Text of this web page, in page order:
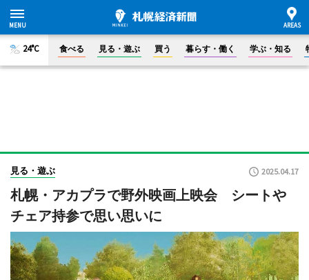
24°C 食べる 見る・遊ぶ 買う 暮らす・働く 学ぶ・知る
見る・遊ぶ 2025.04.17
札幌・アカプラで野外映画上映会 シートや
チェア持参で思い思いに